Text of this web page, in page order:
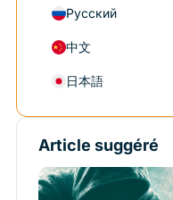
Русский
中文
日本語
Article suggéré